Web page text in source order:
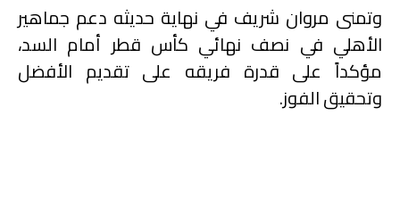
وتمنى مروان شريف في نهاية حديثه دعم جماهير
الأهلي في نصف نهائي كأس قطر أمام السد،
مؤكداً على قدرة فريقه على تقديم الأفضل
وتحقيق الفوز.